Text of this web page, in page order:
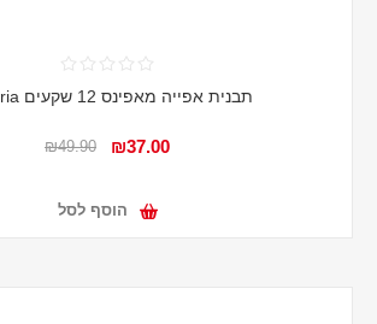
תבנית אפייה מאפינס 12 שקעים Torteria
₪37.00
₪49.90
הוסף לסל